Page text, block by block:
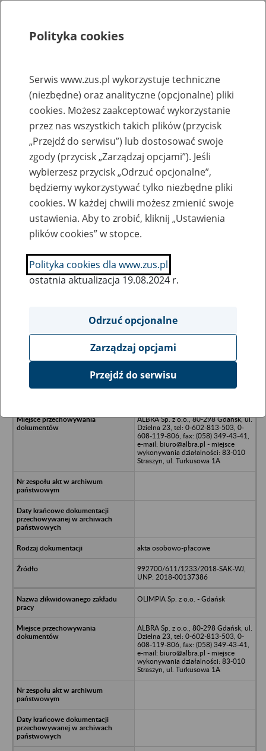
Rejestry, ewidencje i archiwa
Baza zlikwidowanych lub
przekształconych zakładów pracy
Nazwa zakładu pracy:
SZUKAJ
Ukryj wszystkie pozycje bazy
OMNIREM Sp. z o.o. - Gdynia, ul.
ALBRA Sp. z o.o., 80-298 Gdańsk, ul.
Dzielna 23, tel: 0-602-813-503, 0-
608-119-806, fax: (058) 349-43-41,
e-mail: biuro@albra.pl - miejsce
wykonywania działalności: 83-010
Straszyn, ul. Turkusowa 1A
akta osobowo-płacowe
992700/611/1233/2018-SAK-WJ,
UNP: 2018-00137386
OLIMPIA Sp. z o.o. - Gdańsk
ALBRA Sp. z o.o., 80-298 Gdańsk, ul.
Dzielna 23, tel: 0-602-813-503, 0-
608-119-806, fax: (058) 349-43-41,
e-mail: biuro@albra.pl - miejsce
wykonywania działalności: 83-010
Straszyn, ul. Turkusowa 1A
Polityka cookies
Serwis www.zus.pl wykorzystuje techniczne
(niezbędne) oraz analityczne (opcjonalne) pliki
cookies. Możesz zaakceptować wykorzystanie
przez nas wszystkich takich plików (przycisk
„Przejdź do serwisu”) lub dostosować swoje
zgody (przycisk „Zarządzaj opcjami”). Jeśli
wybierzesz przycisk „Odrzuć opcjonalne”,
będziemy wykorzystywać tylko niezbędne pliki
cookies. W każdej chwili możesz zmienić swoje
ustawienia. Aby to zrobić, kliknij „Ustawienia
plików cookies” w stopce.
Polityka cookies dla www.zus.pl
ostatnia aktualizacja 19.08.2024 r.
Odrzuć opcjonalne
Zarządzaj opcjami
Przejdź do serwisu